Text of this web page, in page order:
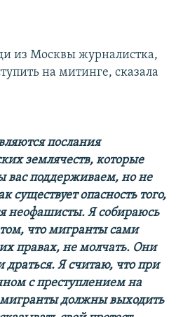
из Москвы журналистка,
на митинге, сказала
послания
землячеств, которые
вас поддерживаем, но не
опасность того,
неофашисты. Я собираюсь
что мигранты сами
правах, не молчать. Они
Я считаю, что при
с преступлением на
должны выходить